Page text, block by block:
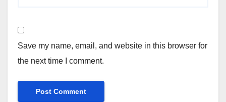
Save my name, email, and website in this browser for
the next time I comment.